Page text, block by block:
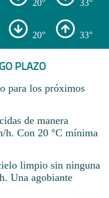
20° 33°
20° 33°
PLAZO
para los próximos
de manera
h. Con 20 °C mínima
limpio sin ninguna
Una agobiante